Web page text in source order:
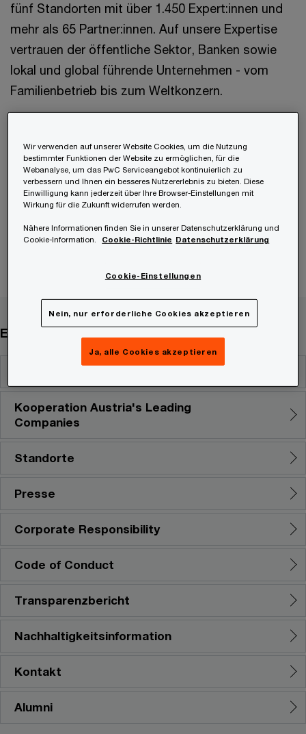
fünf Standorten mit über 1.450 Expert:innen und
mehr als 65 Partner:innen. Auf unsere Expertise
vertrauen der öffentliche Sektor, Banken sowie
lokal und global führende Unternehmen - vom
Familienbetrieb bis zum Weltkonzern.
Erfahren Sie mehr über uns
Kooperation Austria's Leading
Companies
Standorte
Presse
Corporate Responsibility
Code of Conduct
Transparenzbericht
Nachhaltigkeitsinformation
Kontakt
Alumni
Wir verwenden auf unserer Website Cookies, um die Nutzung
bestimmter Funktionen der Website zu ermöglichen, für die
Webanalyse, um das PwC Serviceangebot kontinuierlich zu
verbessern und Ihnen ein besseres Nutzererlebnis zu bieten. Diese
Einwilligung kann jederzeit über Ihre Browser-Einstellungen mit
Wirkung für die Zukunft widerrufen werden.
Nähere Informationen finden Sie in unserer Datenschutzerklärung und
Cookie-Information.
Cookie-Richtlinie Datenschutzerklärung
Cookie-Einstellungen
Nein, nur erforderliche Cookies akzeptieren
Ja, alle Cookies akzeptieren